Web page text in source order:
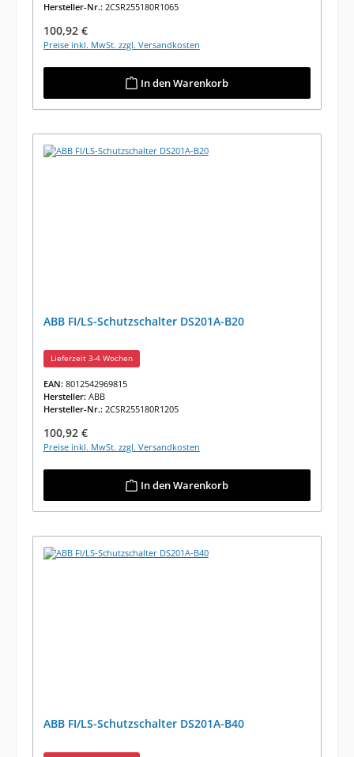
Hersteller-Nr.: 2CSR255180R1065
Regulärer Preis:
100,92 €
Preise inkl. MwSt. zzgl. Versandkosten
In den Warenkorb
ABB FI/LS-Schutzschalter DS201A-B20
Lieferzeit 3-4 Wochen
EAN: 8012542969815
Hersteller: ABB
Hersteller-Nr.: 2CSR255180R1205
Regulärer Preis:
100,92 €
Preise inkl. MwSt. zzgl. Versandkosten
In den Warenkorb
ABB FI/LS-Schutzschalter DS201A-B40